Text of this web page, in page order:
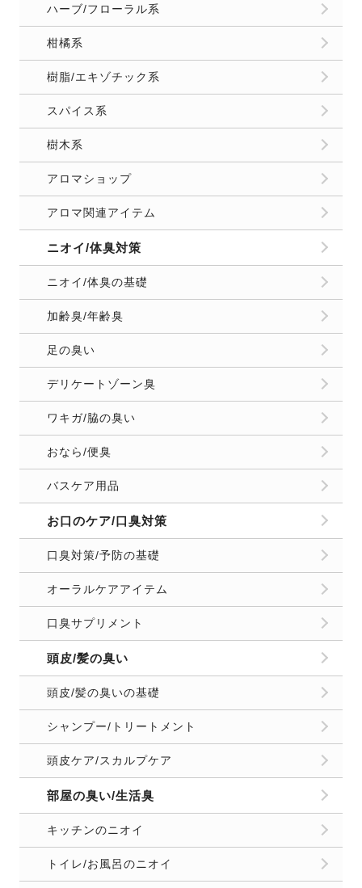
ハーブ/フローラル系
柑橘系
樹脂/エキゾチック系
スパイス系
樹木系
アロマショップ
アロマ関連アイテム
ニオイ/体臭対策
ニオイ/体臭の基礎
加齢臭/年齢臭
足の臭い
デリケートゾーン臭
ワキガ/脇の臭い
おなら/便臭
バスケア用品
お口のケア/口臭対策
口臭対策/予防の基礎
オーラルケアアイテム
口臭サプリメント
頭皮/髪の臭い
頭皮/髪の臭いの基礎
シャンプー/トリートメント
頭皮ケア/スカルプケア
部屋の臭い/生活臭
キッチンのニオイ
トイレ/お風呂のニオイ